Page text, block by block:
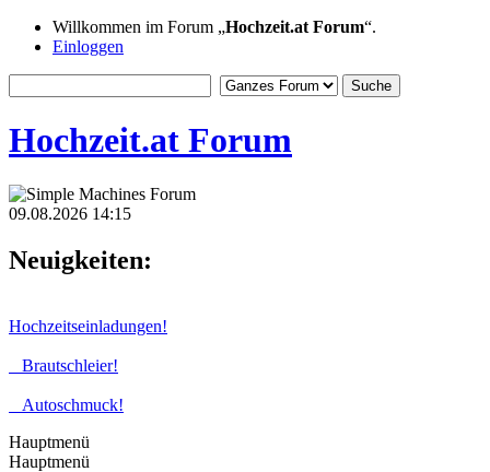
Willkommen im Forum „Hochzeit.at Forum“.
Einloggen
Hochzeit.at Forum
09.08.2026 14:15
Neuigkeiten:
Hochzeitseinladungen!
Brautschleier!
Autoschmuck!
Hauptmenü
Hauptmenü